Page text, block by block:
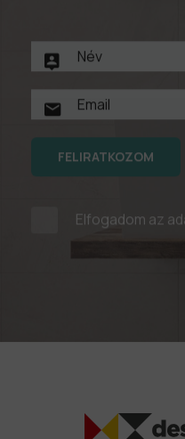
FELIRATKOZOM
Elfogadom az